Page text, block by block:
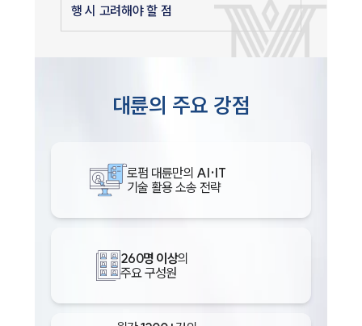
행 시 고려해야 할 점
대륜의 주요 강점
로펌 대륜만의 AI·IT
기술 활용 소송 전략
260명 이상의
주요 구성원